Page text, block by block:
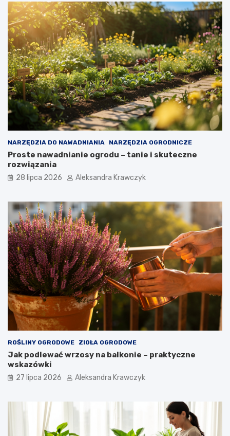
NARZĘDZIA DO NAWADNIANIA NARZĘDZIA OGRODNICZE
Proste nawadnianie ogrodu – tanie i skuteczne
rozwiązania
28 lipca 2026 Aleksandra Krawczyk
ROŚLINY OGRODOWE ZIOŁA OGRODOWE
Jak podlewać wrzosy na balkonie – praktyczne
wskazówki
27 lipca 2026 Aleksandra Krawczyk